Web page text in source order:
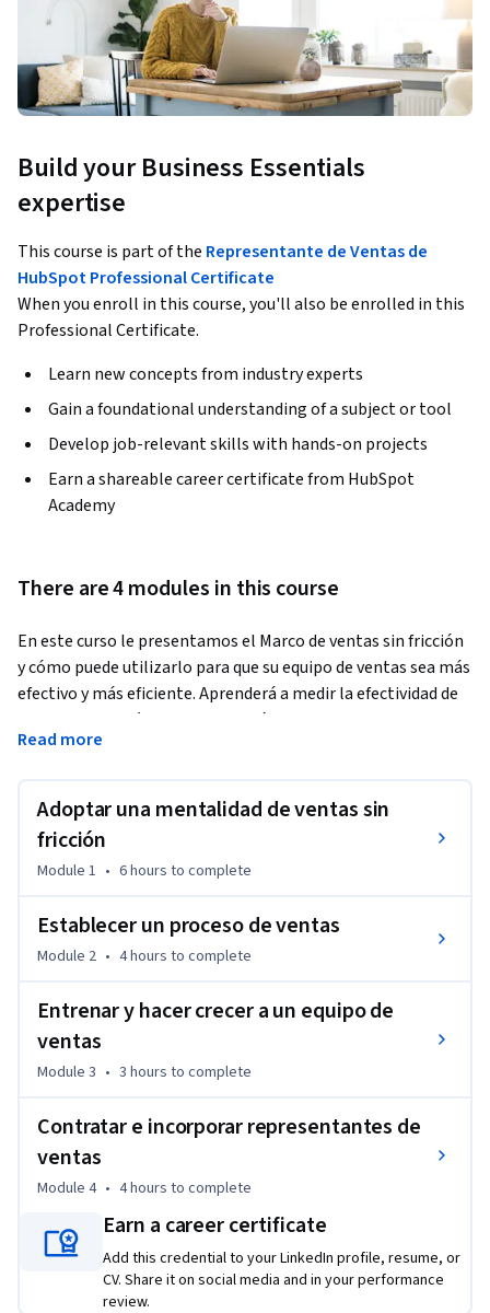
Build your Business Essentials
expertise
This course is part of the Representante de Ventas de
HubSpot Professional Certificate
When you enroll in this course, you'll also be enrolled in this
Professional Certificate.
Learn new concepts from industry experts
Gain a foundational understanding of a subject or tool
Develop job-relevant skills with hands-on projects
Earn a shareable career certificate from HubSpot
Academy
There are 4 modules in this course
En este curso le presentamos el Marco de ventas sin fricción
y cómo puede utilizarlo para que su equipo de ventas sea más
efectivo y más eficiente. Aprenderá a medir la efectividad de
su equipo a través de una Auditoría de eficiencia de los
representantes. Descubrirá cómo crear un proceso de ventas
como con sus objetivos comerciales. También aprenderá
cómo crear un programa de capacitación en ventas, una
estrategia de contratación y un proceso de incorporación
efectivos que lo ayudarán a incluir en su equipo a los mejores
mejores resultados.
Al final de este curso podrá:
inconvenientes en las ventas y se base en el recorrido del
comprador objetivo
• Crear un programa efectivo de capacitación y
• Crear una estrategia de contratación del personal de
ventas que le permita encontrar a las personas adecuadas
• Implementar un proceso exitoso de incorporación del
personal de ventas  para alinear a sus nuevos empleados con
sus objetivos comerciales
Independientemente de su experiencia actual, en este curso
Read more
Adoptar una mentalidad de ventas sin
fricción
Module 1 • 6 hours to complete
Establecer un proceso de ventas
Module 2 • 4 hours to complete
Entrenar y hacer crecer a un equipo de
ventas
Module 3 • 3 hours to complete
Contratar e incorporar representantes de
ventas
Module 4 • 4 hours to complete
Earn a career certificate
Add this credential to your LinkedIn profile, resume, or
CV. Share it on social media and in your performance
review.